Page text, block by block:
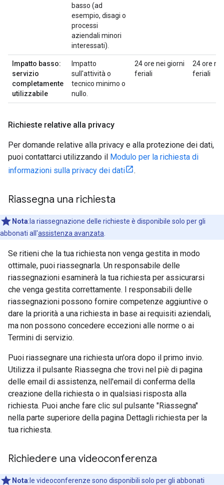
basso (ad
esempio, disagi o
processi
aziendali minori
interessati).
Impatto basso:
servizio
completamente
utilizzabile
Impatto
sull'attività o
tecnico minimo o
nullo.
24 ore nei giorni
feriali
24 ore
feriali
Richieste relative alla privacy
Per domande relative alla privacy e alla protezione dei dati,
puoi contattarci utilizzando il Modulo per la richiesta di
informazioni sulla privacy dei dati
.
Riassegna una richiesta
Nota:la riassegnazione delle richieste è disponibile solo per gli
abbonati all'assistenza avanzata
Se ritieni che la tua richiesta non venga gestita in modo
ottimale, puoi riassegnarla. Un responsabile delle
riassegnazioni esaminerà la tua richiesta per assicurarsi
che venga gestita correttamente. I responsabili delle
riassegnazioni possono fornire competenze aggiuntive o
dare la priorità a una richiesta in base ai requisiti aziendali,
ma non possono concedere eccezioni alle norme o ai
Termini di servizio.
Puoi riassegnare una richiesta un'ora dopo il primo invio.
Utilizza il pulsante Riassegna che trovi nel piè di pagina
delle email di assistenza, nell'email di conferma della
creazione della richiesta o in qualsiasi risposta alla
richiesta. Puoi anche fare clic sul pulsante "Riassegna"
nella parte superiore della pagina Dettagli richiesta per la
tua richiesta.
Richiedere una videoconferenza
Nota:le videoconferenze sono disponibili solo per gli abbonati